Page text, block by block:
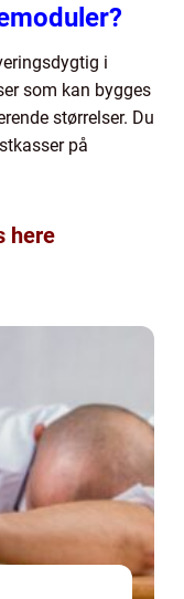
i
som kan bygges
størrelser. Du
på
here